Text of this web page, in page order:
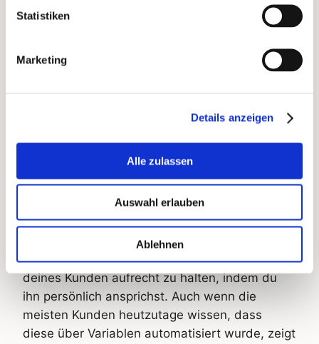
Statistiken
Marketing
Details anzeigen
Alle zulassen
Auswahl erlauben
Ablehnen
Auf der Rückseite fasst du noch einmal dein
Kunden, was er tun muss, um das Angebot zu
Jeder hört und liest gerne seinen Namen.
Nutze diesen Effekt, um die Aufmerksamkeit
deines Kunden aufrecht zu halten, indem du
ihn persönlich ansprichst. Auch wenn die
meisten Kunden heutzutage wissen, dass
diese über Variablen automatisiert wurde, zeigt